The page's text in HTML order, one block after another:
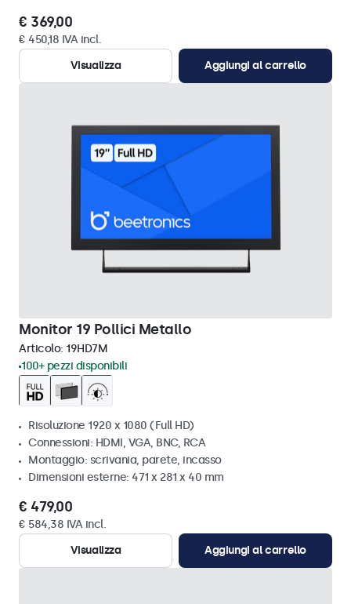
€ 369,00
€ 450,18 IVA incl.
Visualizza
Aggiungi al carrello
Monitor 19 Pollici Metallo
Articolo: 19HD7M
100+ pezzi disponibili
Risoluzione 1920 x 1080 (Full HD)
Connessioni: HDMI, VGA, BNC, RCA
Montaggio: scrivania, parete, incasso
Dimensioni esterne: 471 x 281 x 40 mm
€ 479,00
€ 584,38 IVA incl.
Visualizza
Aggiungi al carrello